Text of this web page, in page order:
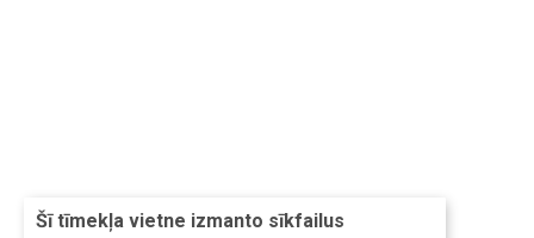
Šī tīmekļa vietne izmanto sīkfailus